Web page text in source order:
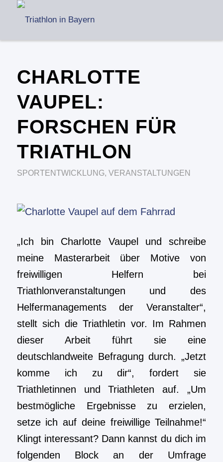
CHARLOTTE
VAUPEL:
FORSCHEN FÜR
TRIATHLON
SPORTENTWICKLUNG, VERANSTALTUNGEN
„Ich bin Charlotte Vaupel und schreibe
meine Masterarbeit über Motive von
freiwilligen Helfern bei
Triathlonveranstaltungen und des
Helfermanagements der Veranstalter“,
stellt sich die Triathletin vor. Im Rahmen
dieser Arbeit führt sie eine
deutschlandweite Befragung durch. „Jetzt
komme ich zu dir“, fordert sie
Triathletinnen und Triathleten auf. „Um
bestmögliche Ergebnisse zu erzielen,
setze ich auf deine freiwillige Teilnahme!“
Klingt interessant? Dann kannst du dich im
folgenden Block an der Umfrage